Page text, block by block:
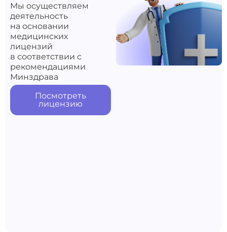
Мы осуществляем
деятельность
на основании
медицинских
лицензий
в соответствии с
рекомендациями
Минздрава
Посмотреть
лицензию